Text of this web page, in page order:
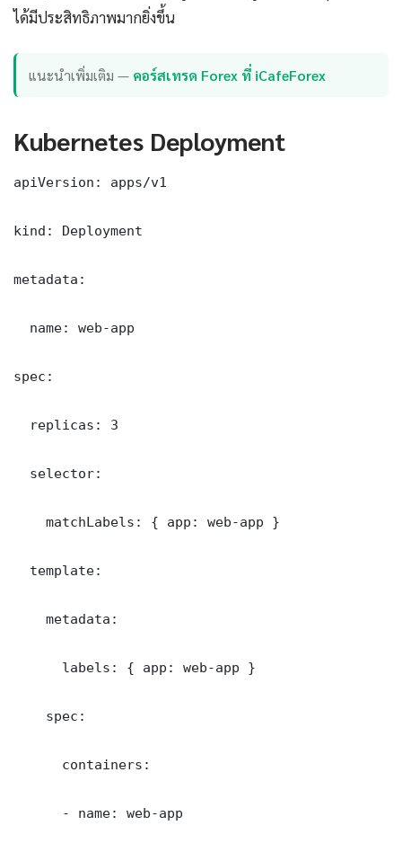
ได้มีประสิทธิภาพมากยิ่งขึ้น
แนะนำเพิ่มเติม — คอร์สเทรด Forex ที่ iCafeForex
Kubernetes Deployment
apiVersion: apps/v1
kind: Deployment
metadata:
  name: web-app
spec:
  replicas: 3
  selector:
    matchLabels: { app: web-app }
  template:
    metadata:
      labels: { app: web-app }
    spec:
      containers:
      - name: web-app